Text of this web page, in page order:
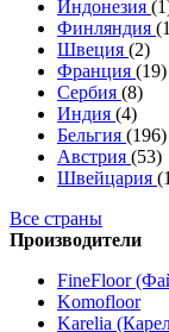
Индонезия
Финляндия
Швеция (2)
Франция (19)
Сербия (8)
Индия (4)
Бельгия (196)
Австрия (53)
Швейцария
Все страны
Производители
FineFloor
Komofloor
Karelia